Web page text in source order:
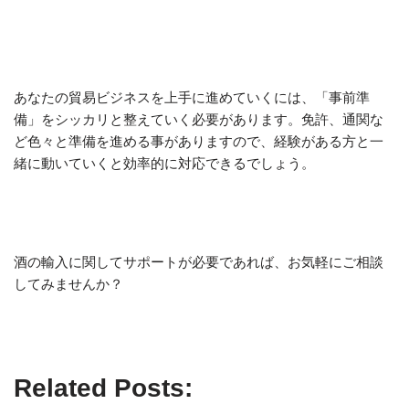
あなたの貿易ビジネスを上手に進めていくには、「事前準
備」をシッカリと整えていく必要があります。免許、通関な
ど色々と準備を進める事がありますので、経験がある方と一
緒に動いていくと効率的に対応できるでしょう。
酒の輸入に関してサポートが必要であれば、お気軽にご相談
してみませんか？
Related Posts: